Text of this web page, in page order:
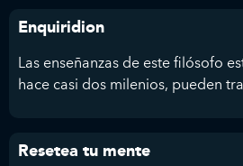
Enquiridion
Las enseñanzas de este filósofo
hace casi dos milenios, pueden
Resetea tu mente